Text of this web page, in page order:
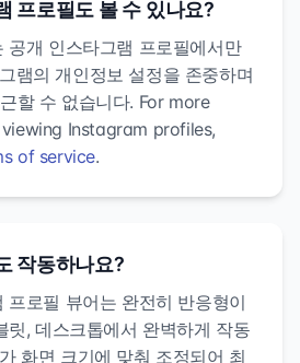
프로필도 볼 수 있나요?
공개 인스타그램 프로필에서만
램의 개인정보 설정을 존중하며
할 수 없습니다. For more
Instagram profiles,
of service.
작동하나요?
프로필 뷰어는 완전히 반응형이
릿, 데스크톱에서 완벽하게 작동
화면 크기에 맞춰 조정되어 최